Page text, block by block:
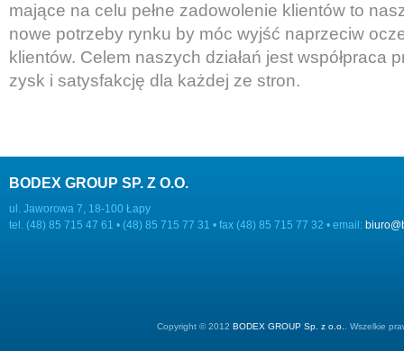
mające na celu pełne zadowolenie klientów to
nowe potrzeby rynku by móc wyjść naprzeciw
klientów. Celem naszych działań jest współpraca
zysk i satysfakcję dla każdej ze stron.
BODEX GROUP SP. Z O.O.
ul. Jaworowa 7, 18-100 Łapy
tel. (48) 85 715 47 61 • (48) 85 715 77 31 • fax (48) 85 715 77 32 • email:
Copyright © 2012 BODEX GROUP Sp. z o.o. . Wszelkie